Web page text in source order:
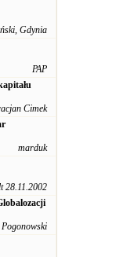
Gdynia
PAP
Cimek
marduk
28.11.2002